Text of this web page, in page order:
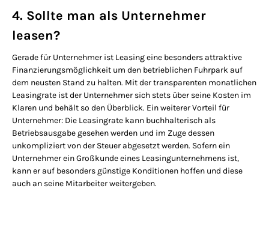
4. Sollte man als Unternehmer
leasen?
Gerade für Unternehmer ist Leasing eine besonders attraktive
Finanzierungsmöglichkeit um den betrieblichen Fuhrpark auf
dem neusten Stand zu halten. Mit der transparenten monatlichen
Leasingrate ist der Unternehmer sich stets über seine Kosten im
Klaren und behält so den Überblick. Ein weiterer Vorteil für
Unternehmer: Die Leasingrate kann buchhalterisch als
Betriebsausgabe gesehen werden und im Zuge dessen
unkompliziert von der Steuer abgesetzt werden. Sofern ein
Unternehmer ein Großkunde eines Leasingunternehmens ist,
kann er auf besonders günstige Konditionen hoffen und diese
auch an seine Mitarbeiter weitergeben.